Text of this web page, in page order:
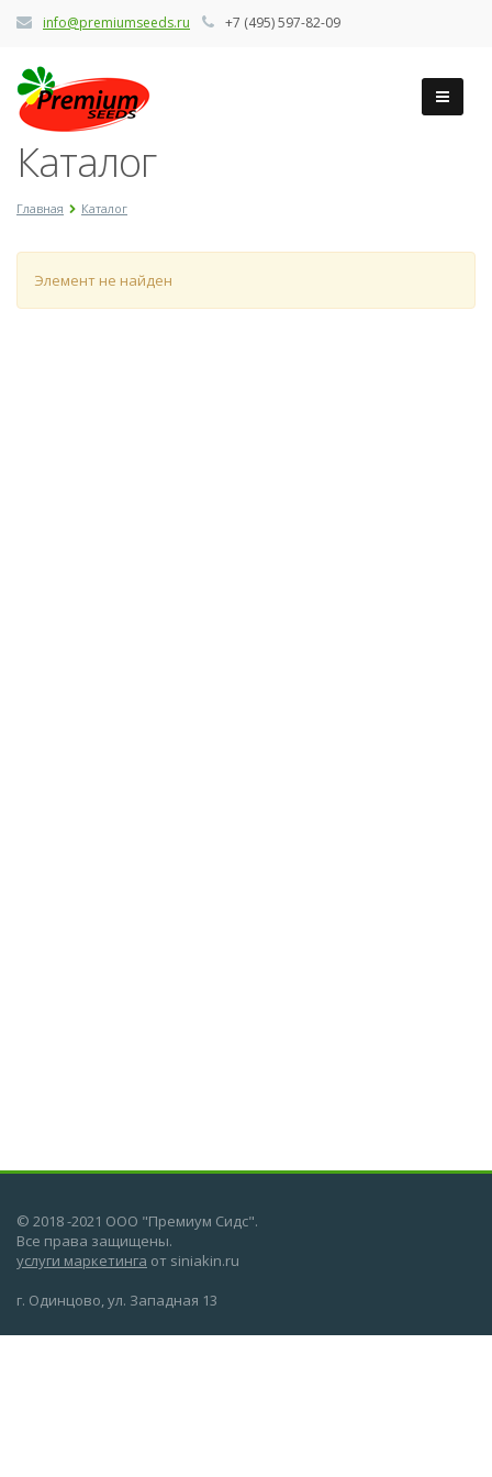
info@premiumseeds.ru +7 (495) 597-82-09
Каталог
Главная Каталог
Элемент не найден
© 2018 -2021 ООО "Премиум Сидс".
Все права защищены.
услуги маркетинга от siniakin.ru
г. Одинцово, ул. Западная 13